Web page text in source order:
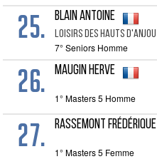
25. BLAIN Antoine
LOISIRS DES HAUTS D'ANJOU
7° Seniors Homme
26. MAUGIN Herve
1° Masters 5 Homme
27. RASSEMONT Frédérique
1° Masters 5 Femme